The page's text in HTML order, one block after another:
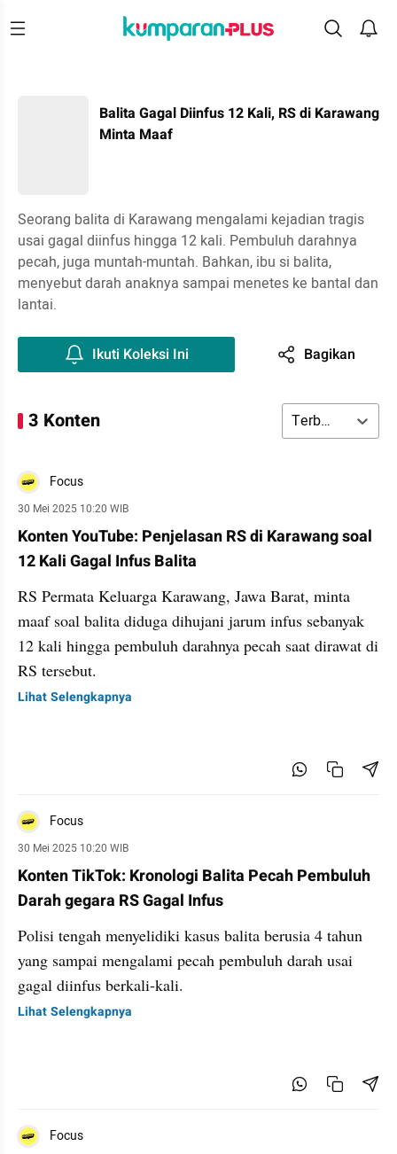
Balita Gagal Diinfus 12 Kali, RS di Karawang
Minta Maaf
Seorang balita di Karawang mengalami kejadian tragis
usai gagal diinfus hingga 12 kali. Pembuluh darahnya
pecah, juga muntah-muntah. Bahkan, ibu si balita,
menyebut darah anaknya sampai menetes ke bantal dan
lantai.
Ikuti Koleksi Ini Bagikan
3 Konten Terbaru
Focus
30 Mei 2025 10:20 WIB
Konten YouTube: Penjelasan RS di Karawang soal
12 Kali Gagal Infus Balita
RS Permata Keluarga Karawang, Jawa Barat, minta
maaf soal balita diduga dihujani jarum infus sebanyak
12 kali hingga pembuluh darahnya pecah saat dirawat di
RS tersebut.
Lihat Selengkapnya
Focus
30 Mei 2025 10:20 WIB
Konten TikTok: Kronologi Balita Pecah Pembuluh
Darah gegara RS Gagal Infus
Polisi tengah menyelidiki kasus balita berusia 4 tahun
yang sampai mengalami pecah pembuluh darah usai
gagal diinfus berkali-kali.
Lihat Selengkapnya
Focus